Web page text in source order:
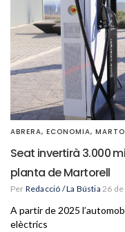
ABRERA, ECONOMIA,
Seat invertirà 3.000
planta de Martorell
Per Redacció / La Bústia 26
A partir de 2025
elèctrics